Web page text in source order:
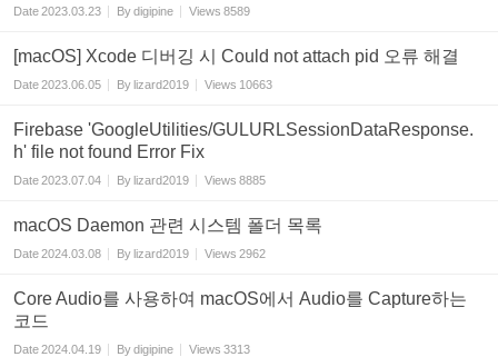
Date2023.03.23 Bydigipine Views 8589
[macOS] Xcode 디버깅 시 Could not attach pid 오류 해결
Date2023.06.05 Bylizard2019 Views 10663
Firebase 'GoogleUtilities/GULURLSessionDataResponse.
h' file not found Error Fix
Date2023.07.04 Bylizard2019 Views 8885
macOS Daemon 관련 시스템 폴더 목록
Date2024.03.08 Bylizard2019 Views 2962
Core Audio를 사용하여 macOS에서 Audio를 Capture하는
코드
Date2024.04.19 Bydigipine Views 3313